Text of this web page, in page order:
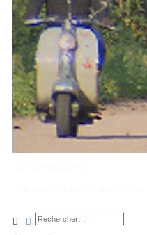
Rechercher
Recherche avancée